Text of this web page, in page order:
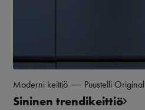
Moderni keittiö Puustelli Original
Sininen trendikeittiö